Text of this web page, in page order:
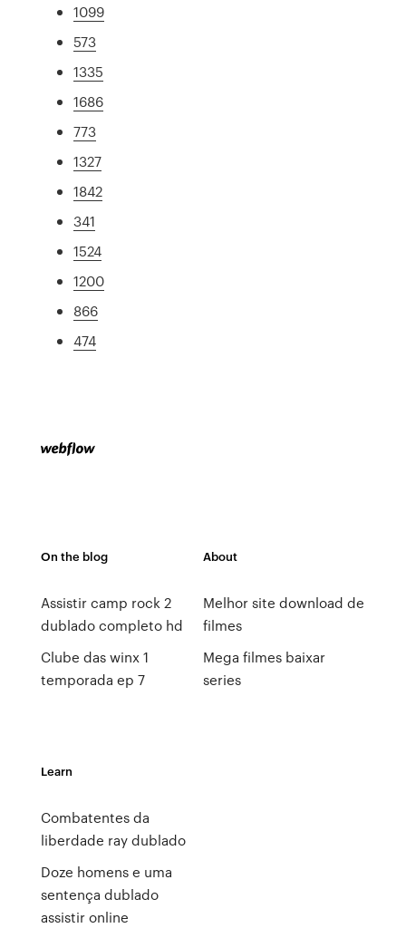
1099
573
1335
1686
773
1327
1842
341
1524
1200
866
474
On the blog
Assistir camp rock 2
dublado completo hd
Clube das winx 1
temporada ep 7
About
Melhor site download de
filmes
Mega filmes baixar
series
Learn
Combatentes da
liberdade ray dublado
Doze homens e uma
sentença dublado
assistir online